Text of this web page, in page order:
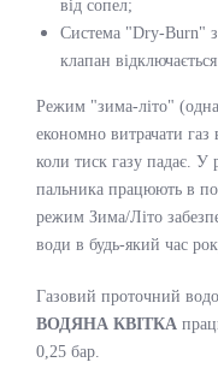
від сопел;
Система "Dry-Burn"
клапан
Режим "зима-літо"
економно витрачати газ
коли тиск газу падає.
пальника працюють в
режим Зима/Літо
води в будь-який час
Газовий проточний
ВОДЯНА КВІТКА
0,25 бар.